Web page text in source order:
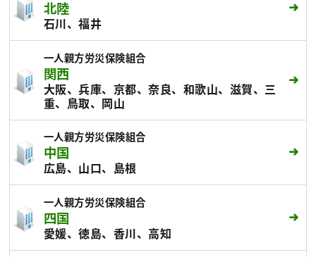
北陸
石川、福井
一人親方労災保険組合
関西
大阪、兵庫、京都、奈良、和歌山、滋賀、三
重、鳥取、岡山
一人親方労災保険組合
中国
広島、山口、島根
一人親方労災保険組合
四国
愛媛、徳島、香川、高知